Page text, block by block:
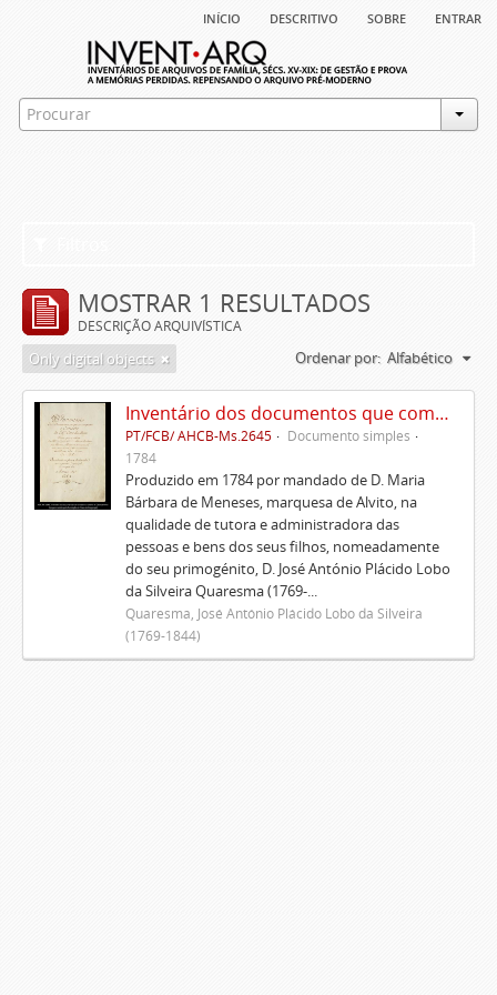
início descritivo sobre entrar
MOSTRAR 1 RESULTADOS
DESCRIÇÃO ARQUIVÍSTICA
Only digital objects Ordenar por: Alfabético
Inventário dos documentos que compõem o cartório da Casa de Alvito
PT/FCB/ AHCB-Ms.2645
Documento simples
1784
Produzido em 1784 por mandado de D. Maria
Bárbara de Meneses, marquesa de Alvito, na
qualidade de tutora e administradora das
pessoas e bens dos seus filhos, nomeadamente
do seu primogénito, D. José António Plácido Lobo
da Silveira Quaresma (1769-...
Quaresma, José António Plácido Lobo da Silveira
(1769-1844)